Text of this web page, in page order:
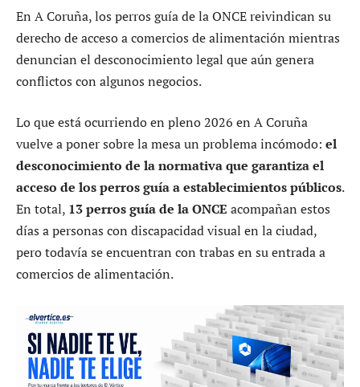
En A Coruña, los perros guía de la ONCE reivindican su
derecho de acceso a comercios de alimentación mientras
denuncian el desconocimiento legal que aún genera
conflictos con algunos negocios.
Lo que está ocurriendo en pleno 2026 en A Coruña
vuelve a poner sobre la mesa un problema incómodo: el
desconocimiento de la normativa que garantiza el
acceso de los perros guía a establecimientos públicos.
En total, 13 perros guía de la ONCE acompañan estos
días a personas con discapacidad visual en la ciudad,
pero todavía se encuentran con trabas en su entrada a
comercios de alimentación.